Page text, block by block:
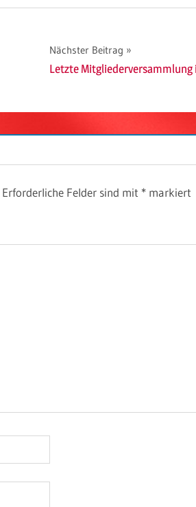
Nächster Beitrag
Letzte Mitgliederversammlung
Erforderliche Felder sind mit * markiert